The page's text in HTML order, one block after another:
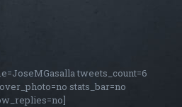
tweets_count=6
stats_bar=no